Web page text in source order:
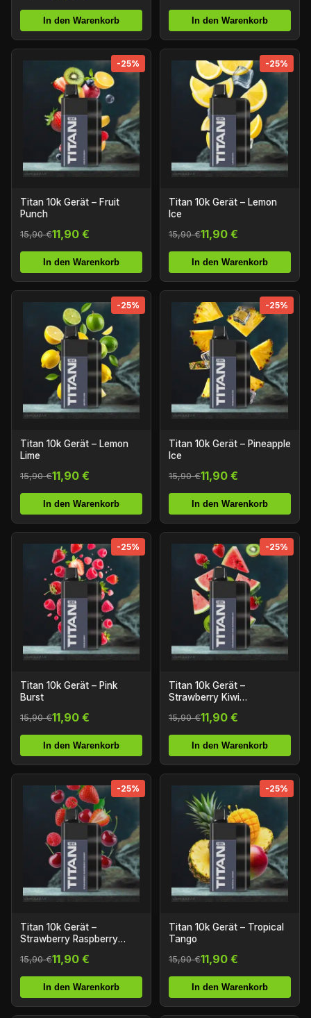
In den Warenkorb In den Warenkorb
-25%
Titan 10k Gerät – Fruit
Punch
15,90 €11,90 €
In den Warenkorb
-25%
Titan 10k Gerät – Lemon
Ice
15,90 €11,90 €
In den Warenkorb
-25%
Titan 10k Gerät – Lemon
Lime
15,90 €11,90 €
In den Warenkorb
-25%
Titan 10k Gerät – Pineapple
Ice
15,90 €11,90 €
In den Warenkorb
-25%
Titan 10k Gerät – Pink
Burst
15,90 €11,90 €
In den Warenkorb
-25%
Titan 10k Gerät –
Strawberry Kiwi
15,90 €11,90 €
In den Warenkorb
-25%
Titan 10k Gerät –
Strawberry Raspberry
15,90 €11,90 €
In den Warenkorb
-25%
Titan 10k Gerät – Tropical
Tango
15,90 €11,90 €
In den Warenkorb